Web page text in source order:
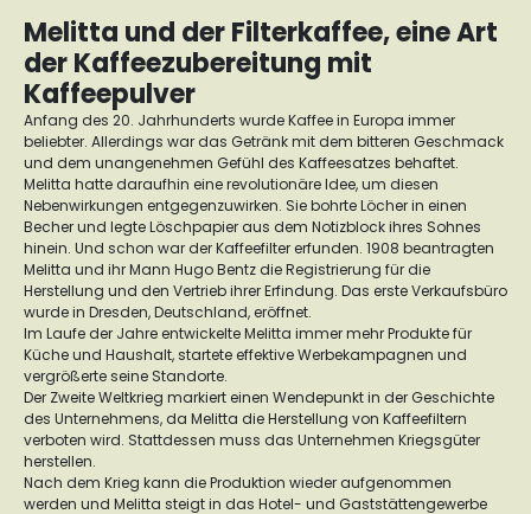
Melitta und der Filterkaffee, eine Art
der Kaffeezubereitung mit
Kaffeepulver
Anfang des 20. Jahrhunderts wurde Kaffee in Europa immer
beliebter. Allerdings war das Getränk mit dem bitteren Geschmack
und dem unangenehmen Gefühl des Kaffeesatzes behaftet.
Melitta hatte daraufhin eine revolutionäre Idee, um diesen
Nebenwirkungen entgegenzuwirken. Sie bohrte Löcher in einen
Becher und legte Löschpapier aus dem Notizblock ihres Sohnes
hinein. Und schon war der Kaffeefilter erfunden. 1908 beantragten
Melitta und ihr Mann Hugo Bentz die Registrierung für die
Herstellung und den Vertrieb ihrer Erfindung. Das erste Verkaufsbüro
wurde in Dresden, Deutschland, eröffnet.
Im Laufe der Jahre entwickelte Melitta immer mehr Produkte für
Küche und Haushalt, startete effektive Werbekampagnen und
vergrößerte seine Standorte.
Der Zweite Weltkrieg markiert einen Wendepunkt in der Geschichte
des Unternehmens, da Melitta die Herstellung von Kaffeefiltern
verboten wird. Stattdessen muss das Unternehmen Kriegsgüter
herstellen.
Nach dem Krieg kann die Produktion wieder aufgenommen
werden und Melitta steigt in das Hotel- und Gaststättengewerbe